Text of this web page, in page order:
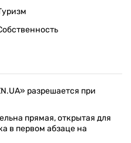
разрешается при
прямая, открытая для
в первом абзаце на